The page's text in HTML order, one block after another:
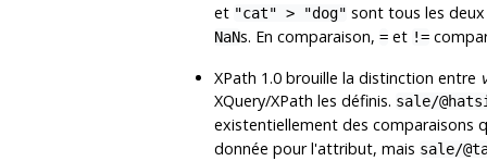
et "cat" > "dog" sont tous les
NaNs. En comparaison, =et !=
XPath 1.0 brouille la distinction entre
XQuery/XPath les définis. sale/
existentiellement des comparaisons
donnée pour l'attribut, mais sale/